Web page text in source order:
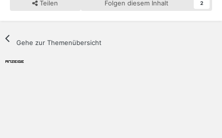
Teilen Folgen diesem Inhalt 2
Gehe zur Themenübersicht